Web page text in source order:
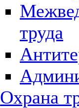
труда
Охрана